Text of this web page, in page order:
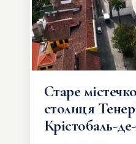
Старе
столиця
Крістобаль-